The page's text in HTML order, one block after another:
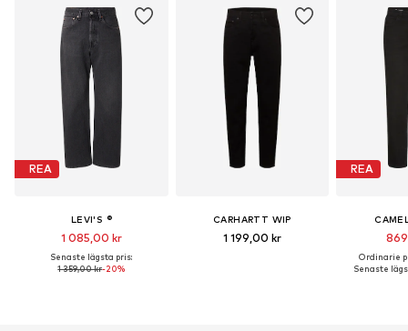
REA
LEVI'S ®
1 085,00 kr
Senaste lägsta pris:
1 359,00 kr-20%
CARHARTT WIP
1 199,00 kr
REA
Ordinarie
Senaste